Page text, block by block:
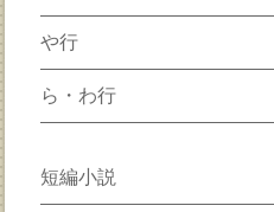
や行
ら・わ行
短編小説